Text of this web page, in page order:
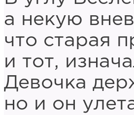
а некую
что старая
и тот,
Девочка
но и он